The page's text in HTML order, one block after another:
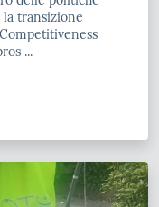
transizione
...